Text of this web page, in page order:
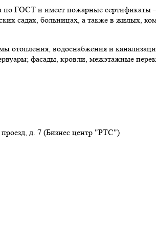
по ГОСТ и имеет пожарные сертификаты
садах, больницах, а также в жилых,
отопления, водоснабжения и
фасады, кровли, межэтажные
д. 7 (Бизнес центр "РТС")